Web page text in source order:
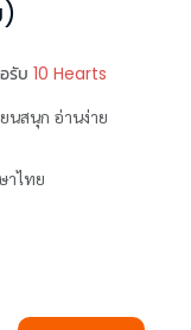
รับ 10 Hearts
นสนุก อ่านง่าย
าไทย